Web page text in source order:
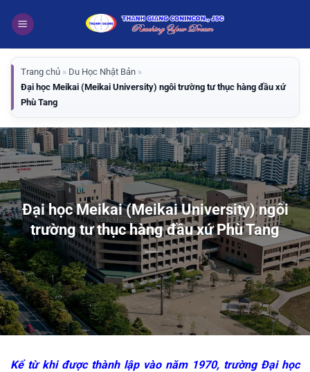
qua
dung
Trang chủ » Du Học Nhật Bản »
Đại học Meikai (Meikai University) ngôi trường tư thục hàng đầu xứ
Phù Tang
Đại học Meikai (Meikai University) ngôi
trường tư thục hàng đầu xứ Phù Tang
Kể từ khi được thành lập vào năm 1970, trường Đại học